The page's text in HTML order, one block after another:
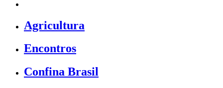
Agricultura
Encontros
Confina Brasil